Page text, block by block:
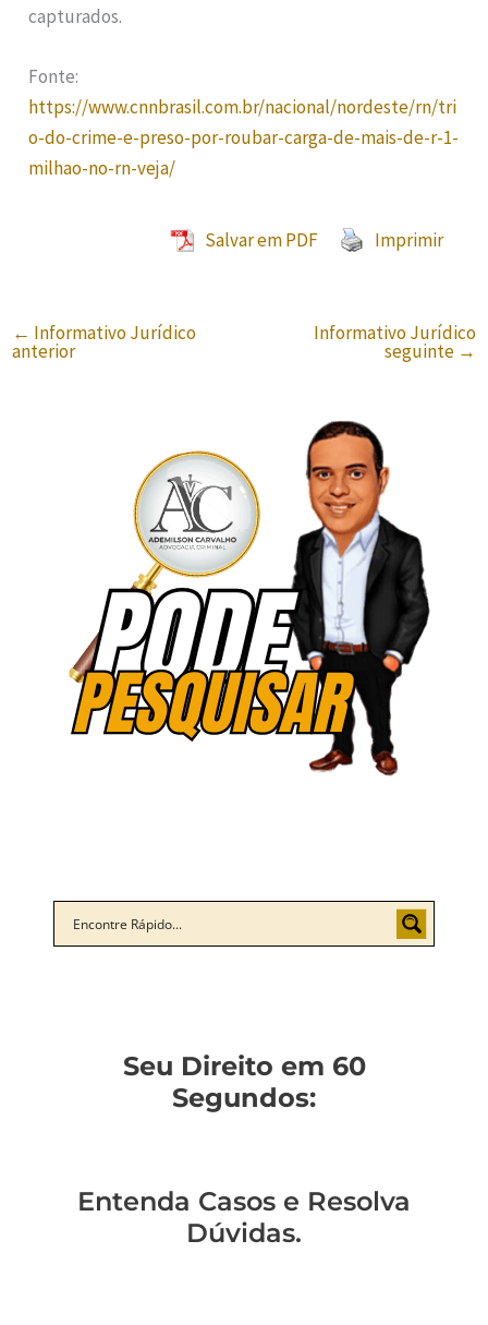
capturados.
Fonte:
https://www.cnnbrasil.com.br/nacional/nordeste/rn/tri
o-do-crime-e-preso-por-roubar-carga-de-mais-de-r-1-
milhao-no-rn-veja/
Salvar em PDF Imprimir
← Informativo Jurídico
anterior
Informativo Jurídico
seguinte →
Seu Direito em 60
Segundos:
Entenda Casos e Resolva
Dúvidas.